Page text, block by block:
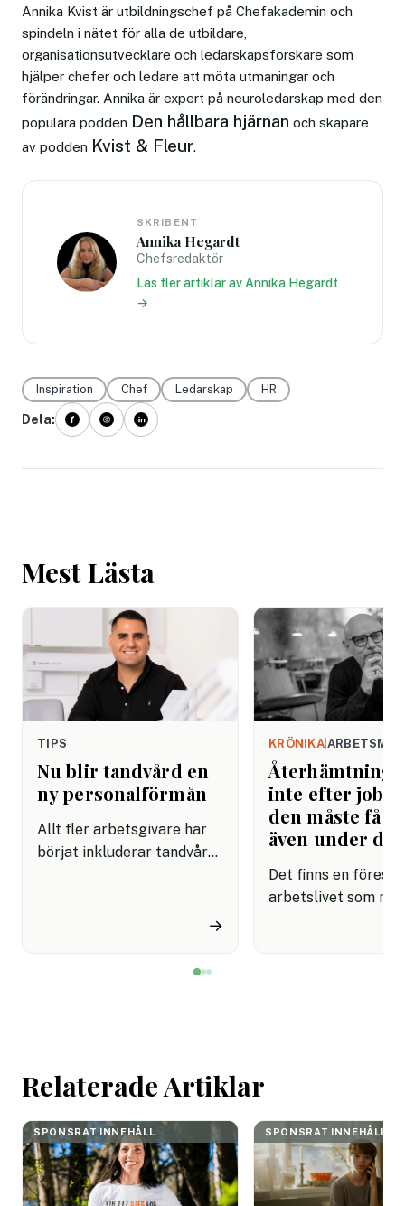
Annika Kvist är utbildningschef på Chefakademin och
spindeln i nätet för alla de utbildare,
organisationsutvecklare och ledarskapsforskare som
hjälper chefer och ledare att möta utmaningar och
förändringar. Annika är expert på neuroledarskap med den
populära podden Den hållbara hjärnan och skapare
av podden Kvist & Fleur.
SKRIBENT
Annika Hegardt
Chefsredaktör
Läs fler artiklar av Annika Hegardt
→
Inspiration Chef Ledarskap HR
Dela:
Mest Lästa
TIPS
Nu blir tandvård en
ny personalförmån
Allt fler arbetsgivare har
börjat inkluderar tandvård i
miljon svenskar uppger att
→
KRÖNIKA|
Återhämtning
inte efter
den måste få
även under
Det finns en
arbetslivet som
Relaterade Artiklar
SPONSRAT INNEHÅLL SPONSRAT INNEHÅLL